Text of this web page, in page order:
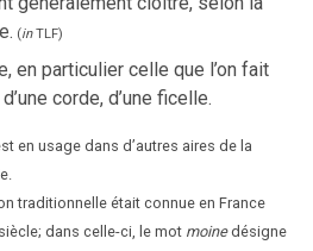
(inTLF)
en particulier celle que l’on fait
corde, d’une ficelle.
en usage dans d’autres aires de la
traditionnelle était connue en France
siècle; dans celle-ci, le mot moine désigne